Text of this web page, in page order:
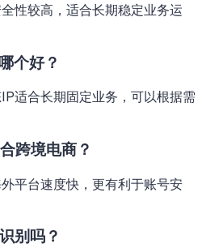
性较高，适合长期稳定业务运
个好？
适合长期固定业务，可以根据需
跨境电商？
平台速度快，更有利于账号安
别吗？